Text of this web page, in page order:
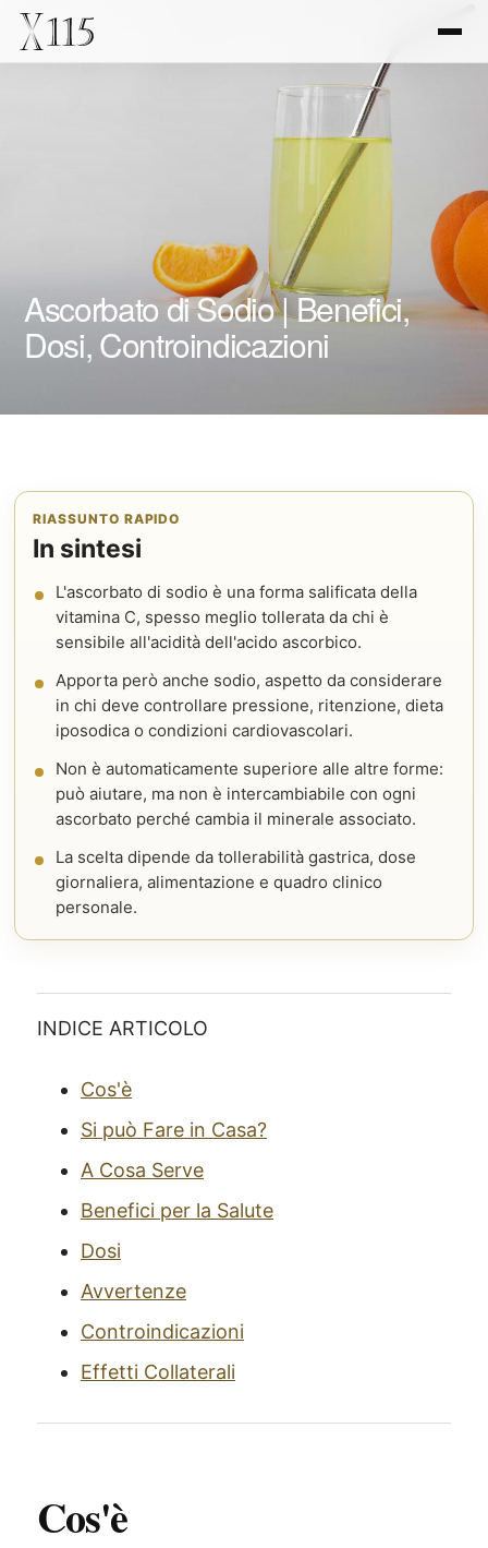
Ascorbato di Sodio | Benefici,
Dosi, Controindicazioni
RIASSUNTO RAPIDO
In sintesi
L'ascorbato di sodio è una forma salificata della
vitamina C, spesso meglio tollerata da chi è
sensibile all'acidità dell'acido ascorbico.
Apporta però anche sodio, aspetto da considerare
in chi deve controllare pressione, ritenzione, dieta
iposodica o condizioni cardiovascolari.
Non è automaticamente superiore alle altre forme:
può aiutare, ma non è intercambiabile con ogni
ascorbato perché cambia il minerale associato.
La scelta dipende da tollerabilità gastrica, dose
giornaliera, alimentazione e quadro clinico
personale.
INDICE ARTICOLO
Cos'è
Si può Fare in Casa?
A Cosa Serve
Benefici per la Salute
Dosi
Avvertenze
Controindicazioni
Effetti Collaterali
Cos'è